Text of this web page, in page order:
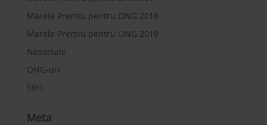
Marele Premiu pentru ONG 2018
Marele Premiu pentru ONG 2019
Nesortate
ONG-uri
Știri
Meta